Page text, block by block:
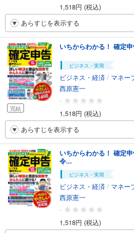
1,518円 (税込)
あらすじを表示する
完結
いちからわかる！ 確定
ビジネス・実用
ビジネス・経済 / マネー
西原憲一
-
1,518円 (税込)
あらすじを表示する
いちからわかる！ 確定
令...
ビジネス・実用
ビジネス・経済 / マネー
西原憲一
-
1,518円 (税込)